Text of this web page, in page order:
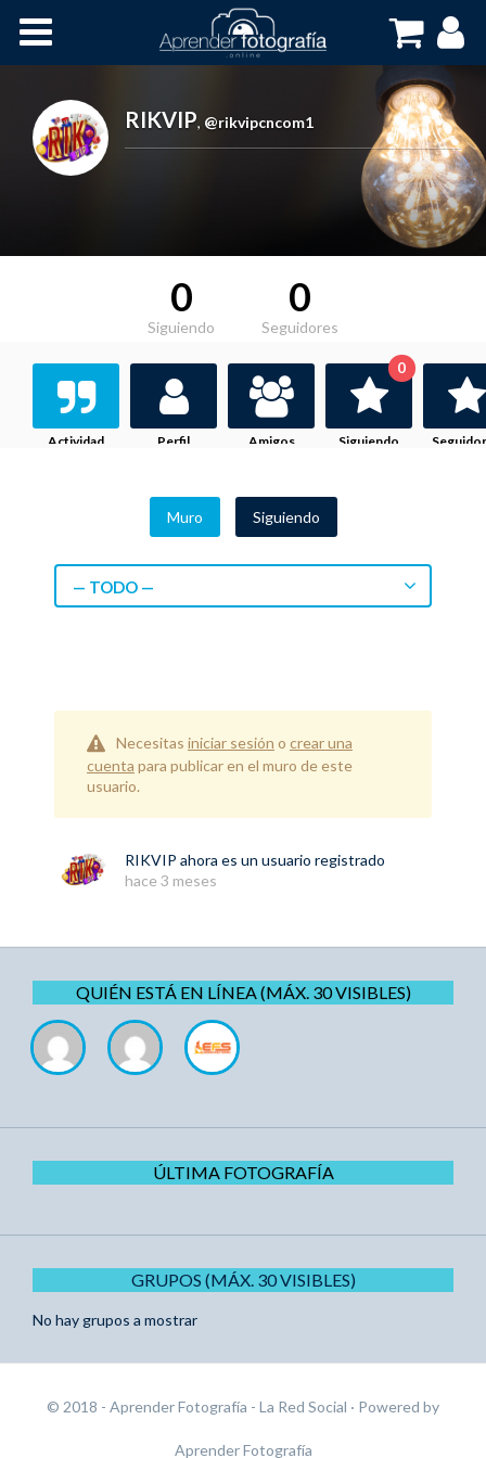
Cursos OnLine
RIKVIP, @rikvipcncom1
0
Siguiendo
0
Seguidores
Actividad Perfil Amigos Siguiendo
0
Muro Siguiendo
— TODO —
Necesitas iniciar sesión o crear una
cuenta para publicar en el muro de este
usuario.
RIKVIP ahora es un usuario registrado
hace 3 meses
QUIÉN ESTÁ EN LÍNEA (MÁX. 30 VISIBLES)
ÚLTIMA FOTOGRAFÍA
GRUPOS (MÁX. 30 VISIBLES)
No hay grupos a mostrar
© 2018 - Aprender Fotografía - La Red Social · Powered by
Aprender Fotografía